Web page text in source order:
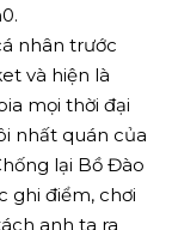
nhân trước
và hiện là
mọi thời đại
nhất quán của
lại Bồ Đào
ghi điểm, chơi
anh ta ra